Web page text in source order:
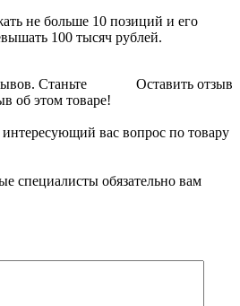
не больше 10 позиций и его
100 тысяч рублей.
Оставить отзыв
Станьте
об этом товаре!
вас вопрос по товару
специалисты обязательно вам